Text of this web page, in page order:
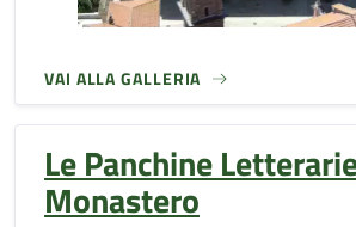
VAI ALLA GALLERIA
Le Panchine
Monastero